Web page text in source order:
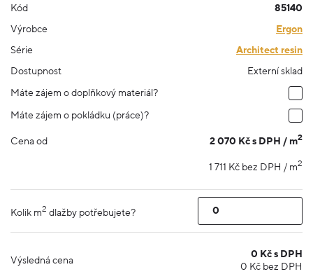
Kód
85140
Výrobce
Ergon
Série
Architect resin
Dostupnost
Externí sklad
Máte zájem o doplňkový materiál?
Máte zájem o pokládku (práce)?
Cena od
2 070 Kč s DPH / m2
1 711 Kč bez DPH / m2
Kolik m2 dlažby potřebujete?
Výsledná cena 0 Kč s DPH
0 Kč bez DPH